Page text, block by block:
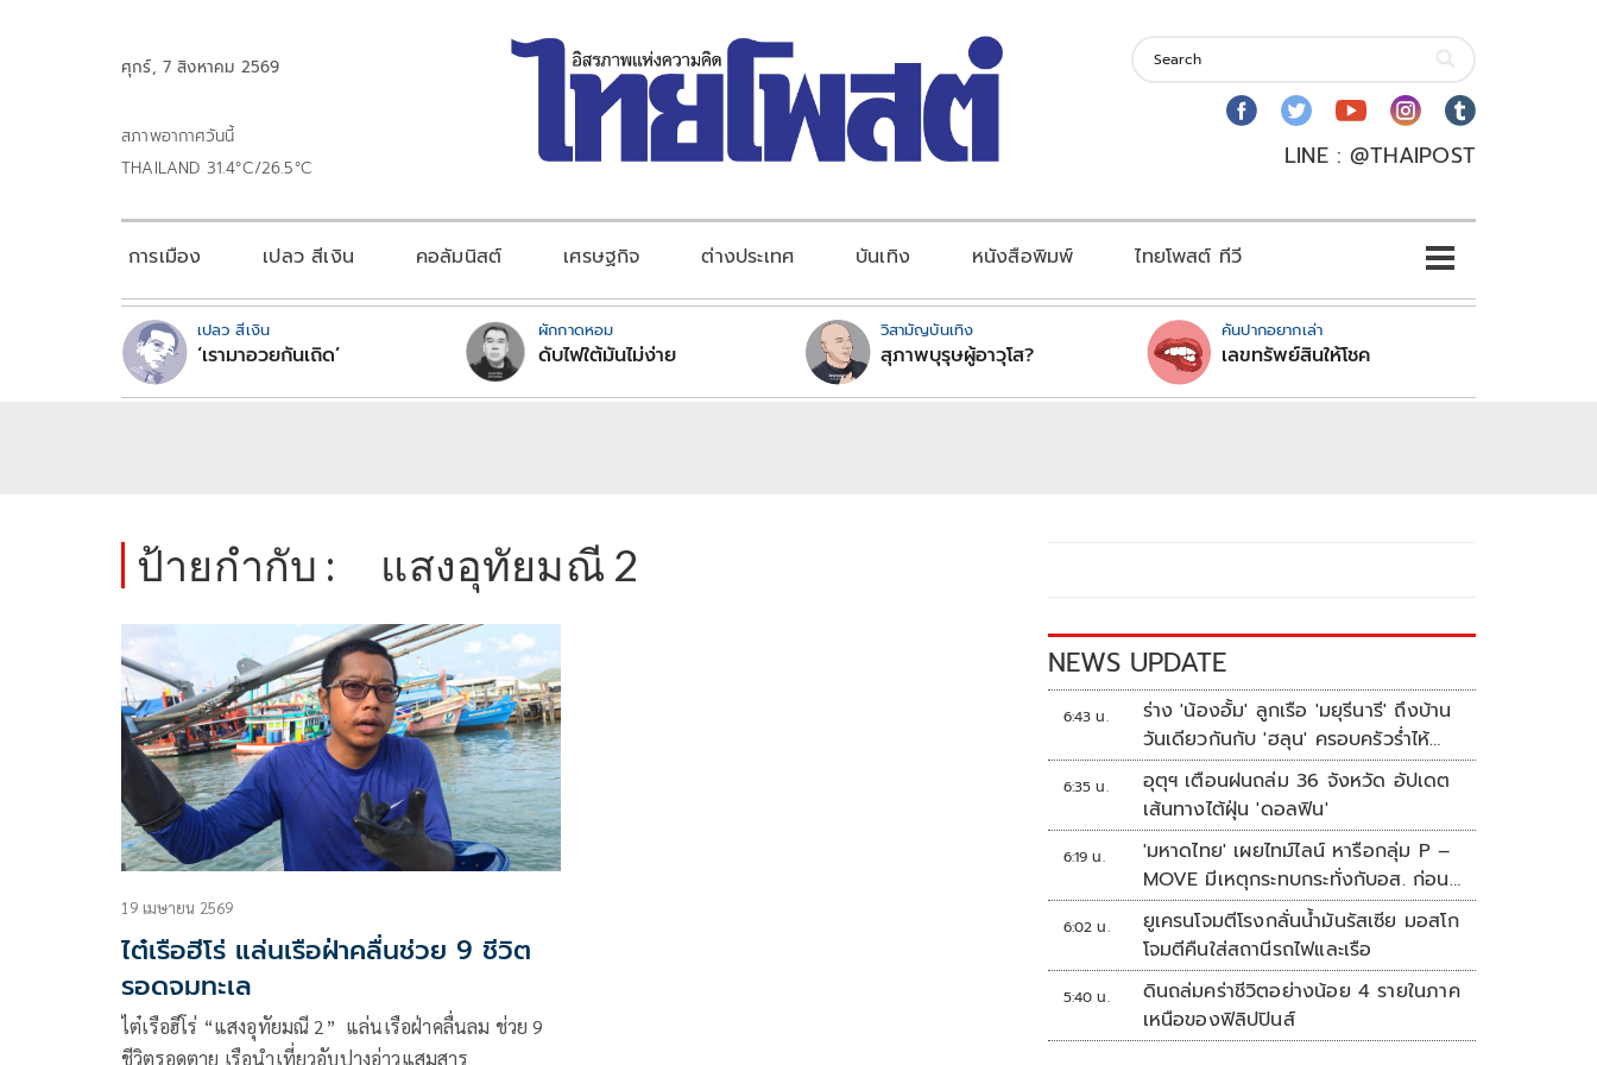
ศุกร์, 7 สิงหาคม 2569
สภาพอากาศวันนี้
THAILAND 31.4°C/26.5°C
LINE : @THAIPOST
การเมือง เปลว สีเงิน คอลัมนิสต์ เศรษฐกิจ ต่างประเทศ บันเทิง หนังสือพิมพ์ ไทยโพสต์ ทีวี
เปลว สีเงิน
‘เรามาอวยกันเถิด’
ผักกาดหอม
ดับไฟใต้มันไม่ง่าย
วิสามัญบันเทิง
สุภาพบุรุษผู้อาวุโส?
คันปากอยากเล่า
เลขทรัพย์สินให้โชค
ป้ายกำกับ : แสงอุทัยมณี 2
19 เมษายน 2569
ไต๋เรือฮีโร่ แล่นเรือฝ่าคลื่นช่วย 9 ชีวิต
รอดจมทะเล
ไต๋เรือฮีโร่ “แสงอุทัยมณี 2” แล่นเรือฝ่าคลื่นลม ช่วย 9
ชีวิตรอดตาย เรือนำเที่ยวอับปางอ่าวแสมสาร
NEWS UPDATE
6:43 น.
ร่าง 'น้องอั้ม' ลูกเรือ 'มยุรีนารี' ถึงบ้าน
วันเดียวกันกับ 'ฮลุน' ครอบครัวร่ำไห้
เผยฝันอยากเป็นทหารเรือ
6:35 น.
อุตุฯ เตือนฝนถล่ม 36 จังหวัด อัปเดต
เส้นทางไต้ฝุ่น 'ดอลฟิน'
6:19 น.
'มหาดไทย' เผยไทม์ไลน์ หารือกลุ่ม P –
MOVE มีเหตุกระทบกระทั่งกับอส. ก่อน
พาส่งขึ้นรถกลับ
6:02 น.
ยูเครนโจมตีโรงกลั่นน้ำมันรัสเซีย มอสโก
โจมตีคืนใส่สถานีรถไฟและเรือ
5:40 น.
ดินถล่มคร่าชีวิตอย่างน้อย 4 รายในภาค
เหนือของฟิลิปปินส์